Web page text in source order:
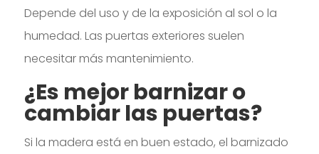
Depende del uso y de la exposición al sol o la
humedad. Las puertas exteriores suelen
necesitar más mantenimiento.
¿Es mejor barnizar o
cambiar las puertas?
Si la madera está en buen estado, el barnizado